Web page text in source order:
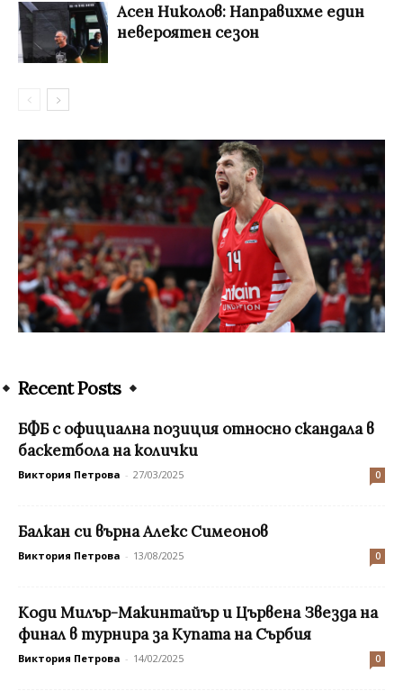
Асен Николов: Направихме един
невероятен сезон
Recent Posts
БФБ с официална позиция относно скандала в
баскетбола на колички
Виктория Петрова - 27/03/2025 0
Балкан си върна Алекс Симеонов
Виктория Петрова - 13/08/2025 0
Коди Милър-Макинтайър и Цървена Звезда на
финал в турнира за Купата на Сърбия
Виктория Петрова - 14/02/2025 0